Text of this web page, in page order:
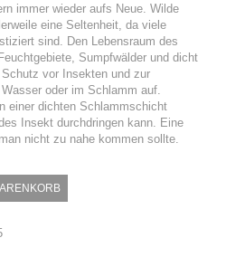
immer wieder aufs Neue. Wilde
eine Seltenheit, da viele
sind. Den Lebensraum des
Sumpfwälder und dicht
vor Insekten und zur
oder im Schlamm auf.
einer dichten Schlammschicht
Insekt durchdringen kann. Eine
nicht zu nahe kommen sollte.